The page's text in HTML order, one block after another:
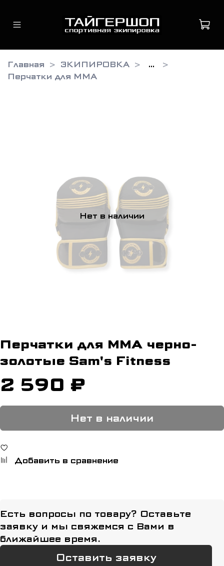
Главная ЭКИПИРОВКА
...
Перчатки для ММА
Нет в наличии
Перчатки для ММА черно-
золотые Sam's Fitness
2 590 ₽
Нет в наличии
Добавить в сравнение
Есть вопросы по товару? Оставьте
заявку и мы свяжемся с Вами в
ближайшее время.
Оставить заявку